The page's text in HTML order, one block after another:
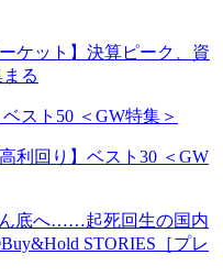
ケット】決算ピーク、資
る
スト50 ＜GW特集＞
利回り】ベスト30 ＜GW
底へ……起死回生の国内
STORIES［プレ